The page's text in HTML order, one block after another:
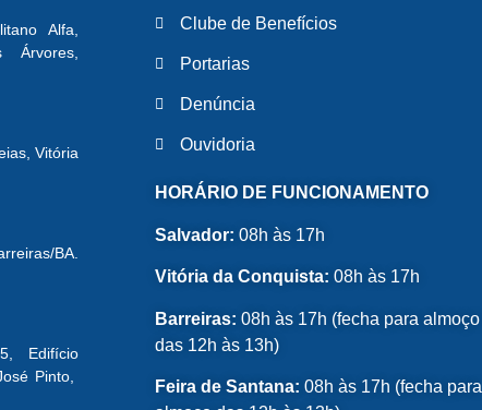
Alfa,
Vitória
BA.
Edifício
Pinto,
Clube de Benefícios
Portarias
Denúncia
Ouvidoria
HORÁRIO DE FUNCIONAMENTO
Salvador: 08h às 17h
Vitória da Conquista: 08h às 17h
Barreiras: 08h às 17h (fecha para almoço
das 12h às 13h)
Feira de Santana: 08h às 17h (fecha para